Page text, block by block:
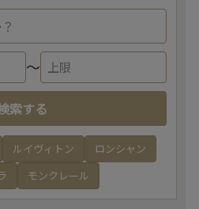
〜
索する
ルイヴィトン
ロンシャン
モンクレール